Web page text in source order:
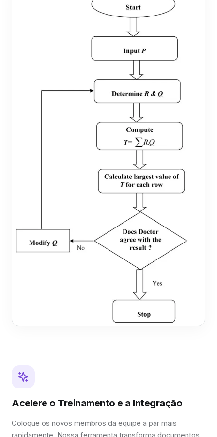
Acelere o Treinamento e a Integração
Coloque os novos membros da equipe a par mais
rapidamente. Nossa ferramenta transforma documentos